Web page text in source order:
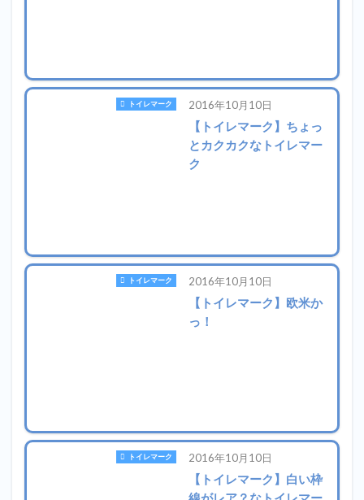
トイレマーク 2016年10月10日
【トイレマーク】ちょっ
とカクカクなトイレマー
ク
トイレマーク 2016年10月10日
【トイレマーク】欧米か
っ！
トイレマーク 2016年10月10日
【トイレマーク】白い枠